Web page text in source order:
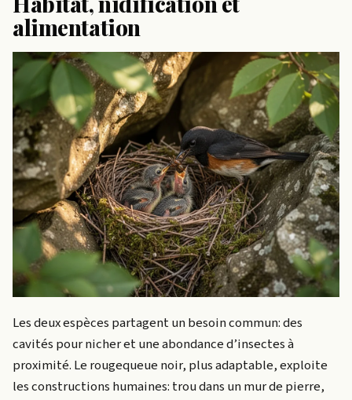
alimentation
Les deux espèces partagent un besoin commun: des
cavités pour nicher et une abondance d’insectes à
proximité. Le rougequeue noir, plus adaptable, exploite
les constructions humaines: trou dans un mur de pierre,